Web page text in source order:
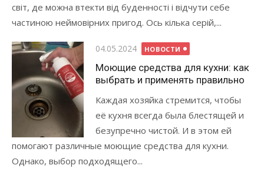
світ, де можна втекти від буденності і відчути себе
частиною неймовірних пригод. Ось кілька серій,...
Опубликовано
04.05.2024 НОВОСТИ
Моющие средства для кухни: как
выбрать и применять правильно
Каждая хозяйка стремится, чтобы
её кухня всегда была блестящей и
безупречно чистой. И в этом ей
помогают различные моющие средства для кухни.
Однако, выбор подходящего...